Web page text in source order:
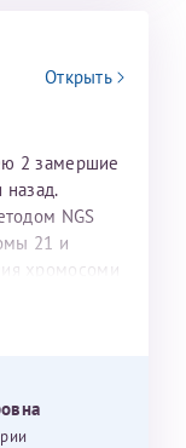
Открыть
2 замершие
NGS
21 и
хромосоми
в норме.
на 2-3
родить
мной